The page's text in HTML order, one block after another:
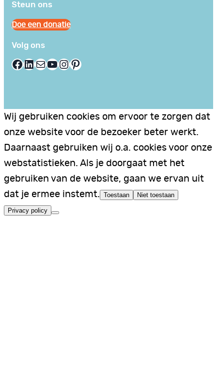
Steun ons
Doe een donatie
Volg ons
Facebook LinkedIn E-mail YouTube InstagramPinterest
Wij gebruiken cookies om ervoor te zorgen dat
onze website voor de bezoeker beter werkt.
Daarnaast gebruiken wij o.a. cookies voor onze
webstatistieken. Als je doorgaat met het
gebruiken van de website, gaan we ervan uit
dat je ermee instemt. Toestaan Niet toestaan
Privacy policy